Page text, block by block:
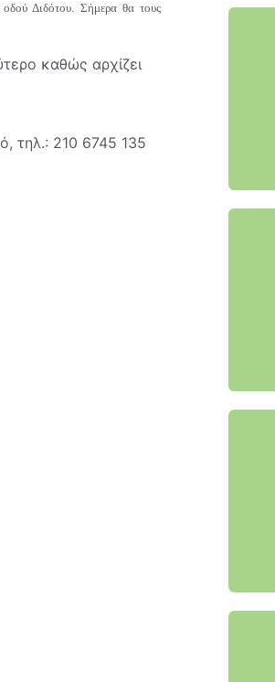
Διδότου. Σήμερα θα τους
καθώς αρχίζει
τηλ.: 210 6745 135